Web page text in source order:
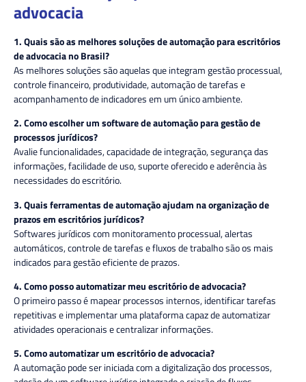
advocacia
1. Quais são as melhores soluções de automação para escritórios
de advocacia no Brasil?
As melhores soluções são aquelas que integram gestão processual,
controle financeiro, produtividade, automação de tarefas e
acompanhamento de indicadores em um único ambiente.
2. Como escolher um software de automação para gestão de
processos jurídicos?
Avalie funcionalidades, capacidade de integração, segurança das
informações, facilidade de uso, suporte oferecido e aderência às
necessidades do escritório.
3. Quais ferramentas de automação ajudam na organização de
prazos em escritórios jurídicos?
Softwares jurídicos com monitoramento processual, alertas
automáticos, controle de tarefas e fluxos de trabalho são os mais
indicados para gestão eficiente de prazos.
4. Como posso automatizar meu escritório de advocacia?
O primeiro passo é mapear processos internos, identificar tarefas
repetitivas e implementar uma plataforma capaz de automatizar
atividades operacionais e centralizar informações.
5. Como automatizar um escritório de advocacia?
A automação pode ser iniciada com a digitalização dos processos,